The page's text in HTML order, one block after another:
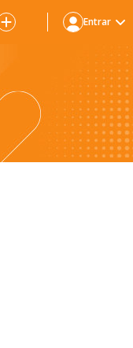
Entrar